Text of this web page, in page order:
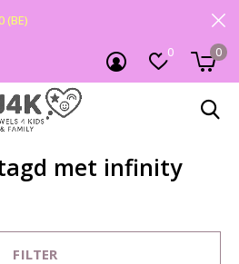
0 0
(BE)
met infinity
FILTER